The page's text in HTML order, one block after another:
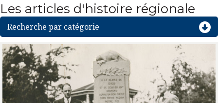
Les articles d'histoire régionale